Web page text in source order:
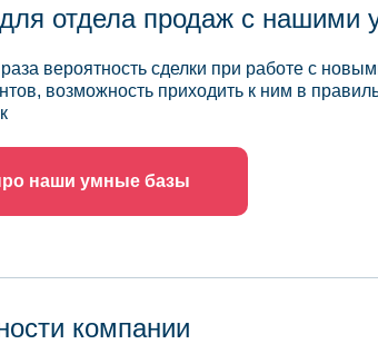
отдела продаж с нашими
вероятность сделки при работе с
возможность приходить к ним в
наши умные базы
компании